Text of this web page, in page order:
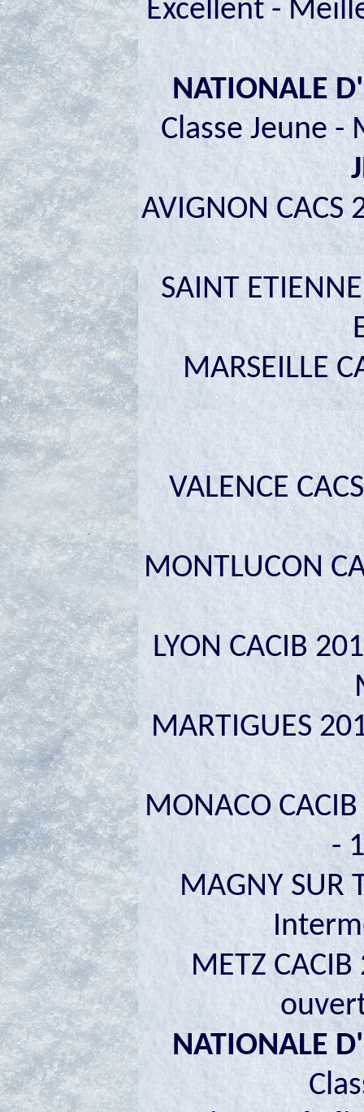
Excellent -
NATIONALE
Classe Jeune -
AVIGNON CACS
SAINT
MARSEILLE
VALENCE
MONTLUCON
LYON CACIB
MARTIGUES
MONACO
-
MAGNY SUR
METZ
NATIONALE